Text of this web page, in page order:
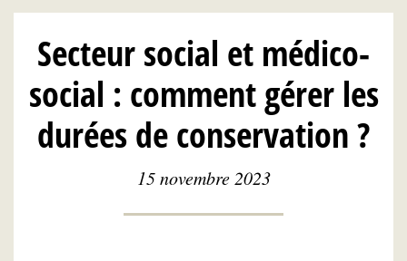
N
L
Secteur social et médico-
social : comment gérer les
durées de conservation ?
15 novembre 2023